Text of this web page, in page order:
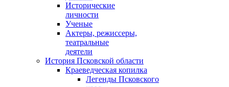
Исторические
личности
Ученые
Актеры, режиссеры,
театральные
деятели
История Псковской области
Краеведческая копилка
Легенды Псковского